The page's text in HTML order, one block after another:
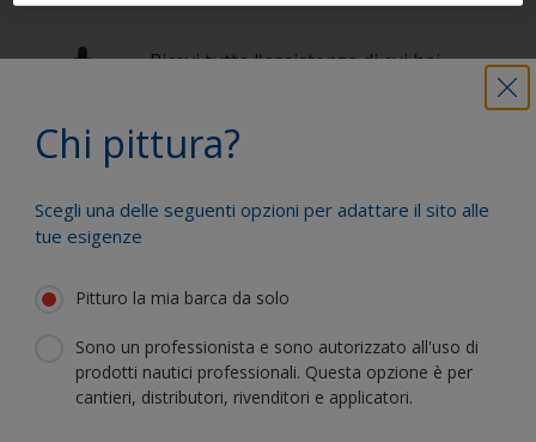
Chi pittura?
Scegli una delle seguenti opzioni per adattare il sito alle
tue esigenze
Pitturo la mia barca da solo
Sono un professionista e sono autorizzato all'uso di
prodotti nautici professionali. Questa opzione è per
cantieri, distributori, rivenditori e applicatori.
Ricevi tutta l'assistenza di cui hai
Trai vantaggio dalla nostra continua
innovazione e competenza scientifica
Segui International: